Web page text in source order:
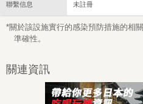
聯繫信息 未註冊
*關於該設施實行的感染預防措施的相
準確性。
關連資訊